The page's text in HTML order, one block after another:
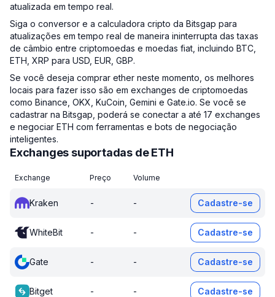
atualizada em tempo real.
Siga o conversor e a calculadora cripto da Bitsgap para
atualizações em tempo real de maneira ininterrupta das taxas
de câmbio entre criptomoedas e moedas fiat, incluindo BTC,
ETH, XRP para USD, EUR, GBP.
Se você deseja comprar ether neste momento, os melhores
locais para fazer isso são em exchanges de criptomoedas
como Binance, OKX, KuCoin, Gemini e Gate.io. Se você se
cadastrar na Bitsgap, poderá se conectar a até 17 exchanges
e negociar ETH com ferramentas e bots de negociação
inteligentes.
Exchanges suportadas de ETH
Exchange Preço Volume
Kraken - - Cadastre-se
WhiteBit - - Cadastre-se
Gate - - Cadastre-se
Bitget - - Cadastre-se